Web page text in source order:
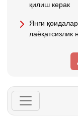
қилиш керак
Янги
лаёқатсизлик